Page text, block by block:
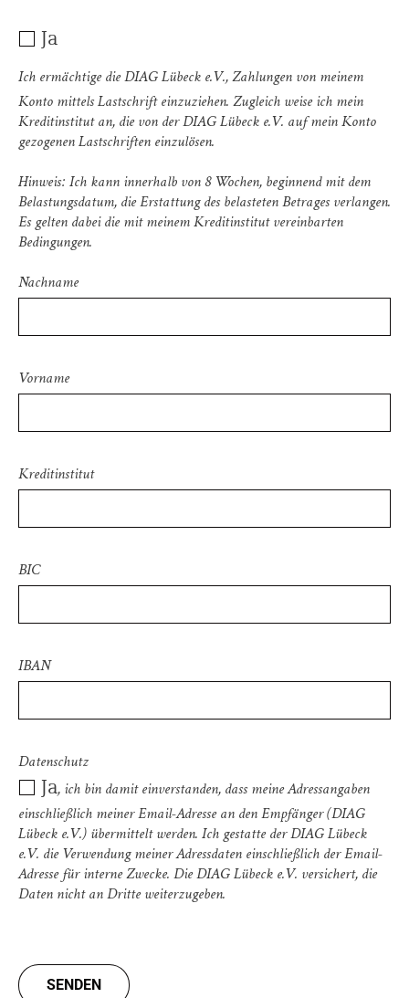
Ja
Ich ermächtige die DIAG Lübeck e.V., Zahlungen von meinem
Konto mittels Lastschrift einzuziehen. Zugleich weise ich mein
Kreditinstitut an, die von der DIAG Lübeck e.V. auf mein Konto
gezogenen Lastschriften einzulösen.
Hinweis: Ich kann innerhalb von 8 Wochen, beginnend mit dem
Belastungsdatum, die Erstattung des belasteten Betrages verlangen.
Es gelten dabei die mit meinem Kreditinstitut vereinbarten
Bedingungen.
Nachname
Vorname
Kreditinstitut
BIC
IBAN
Datenschutz
Ja, ich bin damit einverstanden, dass meine Adressangaben
einschließlich meiner Email-Adresse an den Empfänger (DIAG
Lübeck e.V.) übermittelt werden. Ich gestatte der DIAG Lübeck
e.V. die Verwendung meiner Adressdaten einschließlich der Email-
Adresse für interne Zwecke. Die DIAG Lübeck e.V. versichert, die
Daten nicht an Dritte weiterzugeben.